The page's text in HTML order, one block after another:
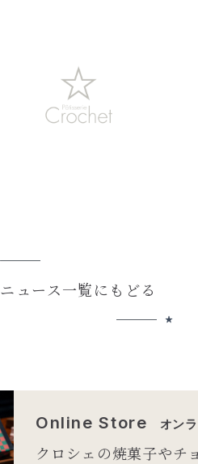
ニュース一覧にもどる
Online Store オン
クロシェの焼菓子やチ